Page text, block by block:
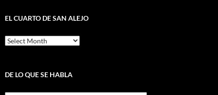
EL CUARTO DE SAN ALEJO
El
cuarto
Alejo
DE LO QUE SE HABLA